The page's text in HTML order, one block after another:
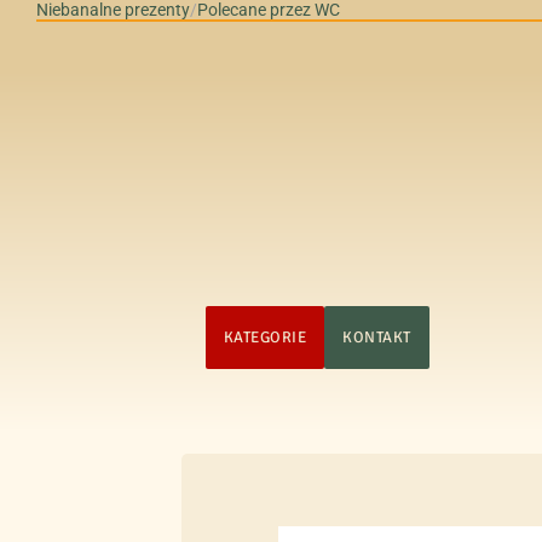
KATEGORIE KONTAKT
Niebanalne prezenty/Polecane przez WC